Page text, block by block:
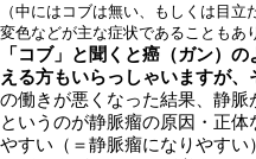
（中にはコブは無い、もしくは目
変色などが主な症状であることもあ
「コブ」と聞くと癌（ガン）
える方もいらっしゃいますが、
の働きが悪くなった結果、静脈
というのが静脈瘤の原因・正
やすい（＝静脈瘤になりやす